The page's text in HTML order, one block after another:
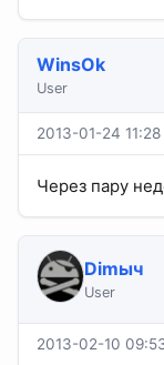
WinsOk
User
2013-01-24 11:28
Через пару
Dimыч
User
2013-02-10